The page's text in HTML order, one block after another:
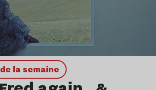
la semaine